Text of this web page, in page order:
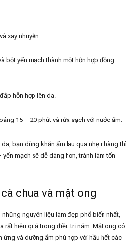
xay nhuyễn.
bột yến mạch thành một hỗn hợp đồng
hỗn hợp lên da.
15 – 20 phút và rửa sạch với nước ấm.
bạn dùng khăn ẩm lau qua nhẹ nhàng thì
mạch sẽ dễ dàng hơn, tránh làm tổn
chua và mật ong
nguyên liệu làm đẹp phổ biến nhất,
rất hiệu quả trong điều trị nám. Mật ong có
ứng và dưỡng ẩm phù hợp với hầu hết các